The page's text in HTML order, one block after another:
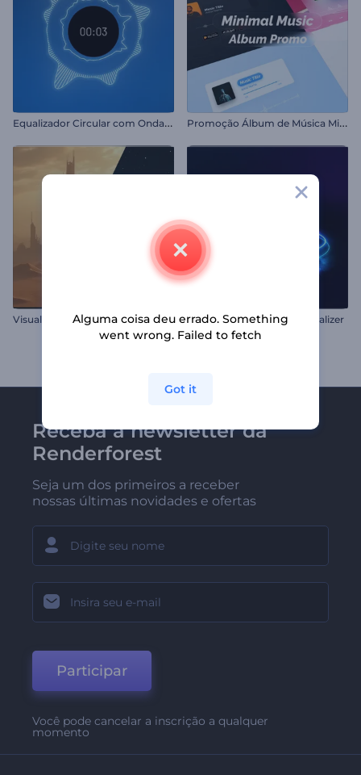
E
qualizador Circular com Ondas Sonoras P
romoção Álbum de Música Minimalista
V
isualizador de Som - Ecos Enigmáticos Neon Audio Spectrum Visualizer
Receba a newsletter da
Renderforest
Seja um dos primeiros a receber
nossas últimas novidades e ofertas
Participar
Você pode cancelar a inscrição a qualquer
momento
Alguma coisa deu errado. Something
went wrong. Failed to fetch
Got it